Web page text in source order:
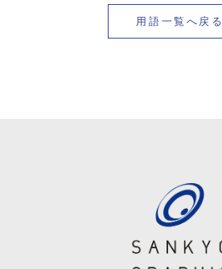
用語一覧へ戻る